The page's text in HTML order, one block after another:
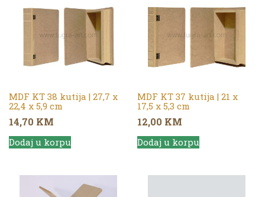
MDF KT 38 kutija | 27,7 x
22,4 x 5,9 cm
14,70 KM
Dodaj u korpu
MDF KT 37 kutija | 21 x
17,5 x 5,3 cm
12,00 KM
Dodaj u korpu